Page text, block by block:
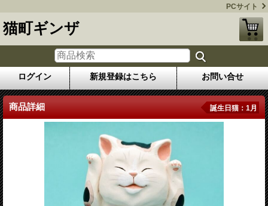
PCサイト
猫町ギンザ
ログイン 新規登録はこちら お問い合せ
商品詳細 誕生日猫：1月